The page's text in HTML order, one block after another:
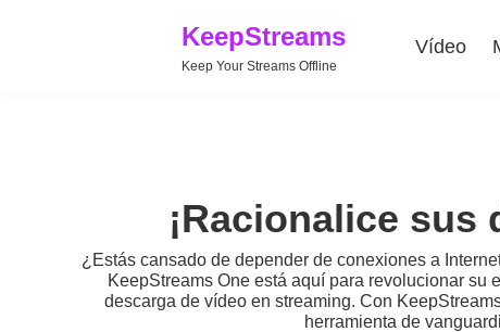
KeepStreams
Keep Your Streams Offline
Vídeo
¡Racionalice sus
¿Estás cansado de depender de conexiones a
KeepStreams One está aquí para revolucionar
descarga de vídeo en streaming. Con
herramienta de